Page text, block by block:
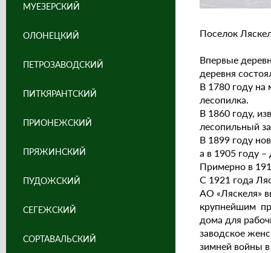
Поселок
Впервые
деревня
В 1780 году на
лесопилка.
В 1860 году,
лесопильный
В 1899 году
а в 1905 году
Примерно в
С 1921 года
АО «Ляскеля»
крупнейшим
дома для
заводское
зимней войны
МУЕЗЕРСКИЙ
ОЛОНЕЦКИЙ
ПЕТРОЗАВОДСКИЙ
ПИТКЯРАНТСКИЙ
ПРИОНЕЖСКИЙ
ПРЯЖИНСКИЙ
ПУДОЖСКИЙ
СЕГЕЖСКИЙ
СОРТАВАЛЬСКИЙ